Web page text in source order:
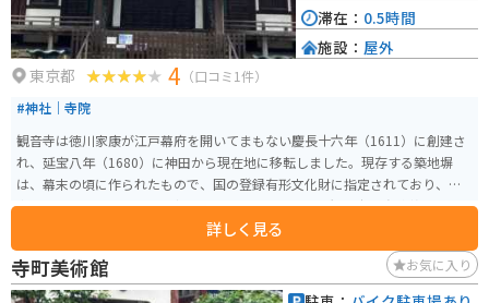
東京都 4 （口コミ1件）
#神社｜寺院
観音寺は徳川家康が江戸幕府を開いてまもない慶長十六年（1611）に創建さ
れ、延宝八年（1680）に神田から現在地に移転しました。現存する築地塀
は、幕末の頃に作られたもので、国の登録有形文化財に指定されており、谷
中のシンボルの一つとして親しまれています。また、観音寺は赤穂義士ゆか
りの寺と知られ、境内に四十七の供養等があり、「忠臣蔵」のファンの方な
どからも人気のお寺となっています。
詳しく見る
滞在： 0.5時間
施設： 屋外
寺町美術館 お気に入り